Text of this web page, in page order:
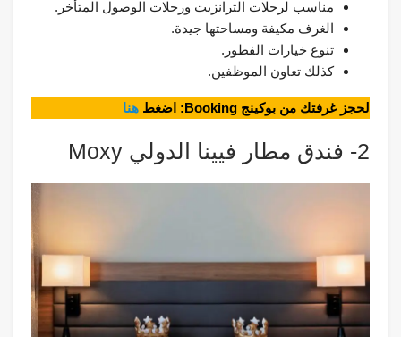
مناسب لرحلات الترانزيت ورحلات الوصول المتأخر.
الغرف مكيفة ومساحتها جيدة.
تنوع خيارات الفطور.
كذلك تعاون الموظفين.
لحجز غرفتك من بوكينج Booking: اضغط هنا
2- فندق مطار فيينا الدولي Moxy